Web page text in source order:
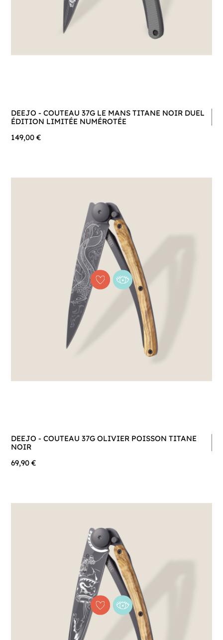
DEEJO - COUTEAU 37G LE MANS TITANE NOIR DUEL
ÉDITION LIMITÉE NUMÉROTÉE
149,00 €
DEEJO - COUTEAU 37G OLIVIER POISSON TITANE
NOIR
69,90 €